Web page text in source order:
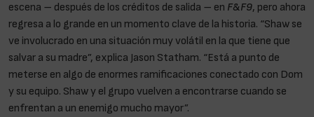
escena – después de los créditos de salida – en F&F9, pero ahora
regresa a lo grande en un momento clave de la historia. “Shaw se
ve involucrado en una situación muy volátil en la que tiene que
salvar a su madre”, explica Jason Statham. “Está a punto de
meterse en algo de enormes ramificaciones conectado con Dom
y su equipo. Shaw y el grupo vuelven a encontrarse cuando se
enfrentan a un enemigo mucho mayor”.